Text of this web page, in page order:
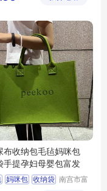
布收纳包毛毡妈咪包
手提孕妇母婴包富发
妈咪包 收纳袋 南宫市富